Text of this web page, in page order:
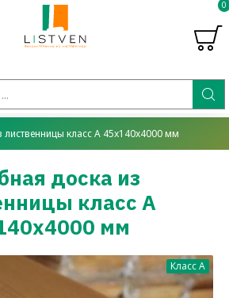
0
лиственницы класс А 45x140x4000 мм
доска из
класс А
мм
Класс A